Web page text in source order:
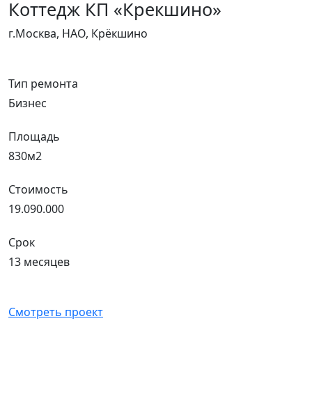
Коттедж КП «Крекшино»
г.Москва, НАО, Крёкшино
Тип ремонта
Бизнес
Площадь
830м2
Стоимость
19.090.000
Срок
13 месяцев
Смотреть проект